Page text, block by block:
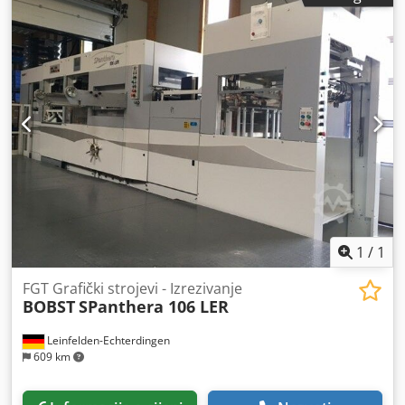
araka/sat • Raspon papira: o Karton: 90–2.000 g/m² o
Valoviti karton: do 4 mm (ovisno o valu) • Sila rezanja: 260
tona • Visina stoga (ulagač/izlaz): o Ulagač: do 1.350 mm o
Izlaz: do 1.150 mm • Tip ulagača: Non-stop • Tip izlaza:
Non-stop • Sustav registra: Optičko i mehaničko
poravnavanje arka • Veličina ploče za štancanje: 1.080 x
760 mm
1 / 1
Leinfelden-Echterdingen
609 km
FGT Grafički strojevi - Izrezivanje
BOBSTSPanthera 106 LER